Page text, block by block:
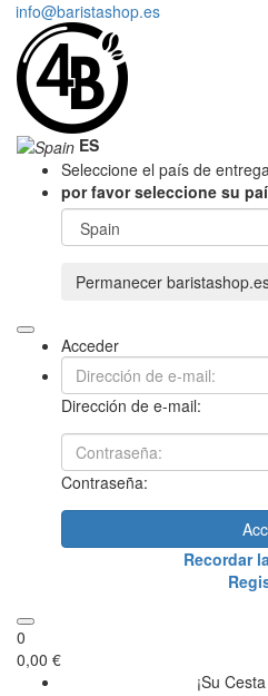
info@baristashop.es
ES
Seleccione el país de
por favor seleccione su
Permanecer
Acceder
Dirección de e-mail:
Contraseña:
Recordar
0
0,00 €
¡Su